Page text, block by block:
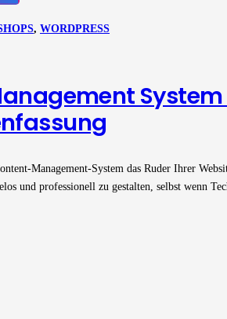
, WORDPRESS
Management-System das Ruder Ihrer
und professionell zu gestalten, selbst wenn